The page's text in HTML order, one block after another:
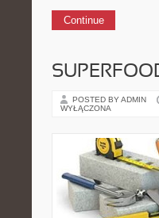
Continue
POSTED BY ADMIN
WYŁĄCZONA